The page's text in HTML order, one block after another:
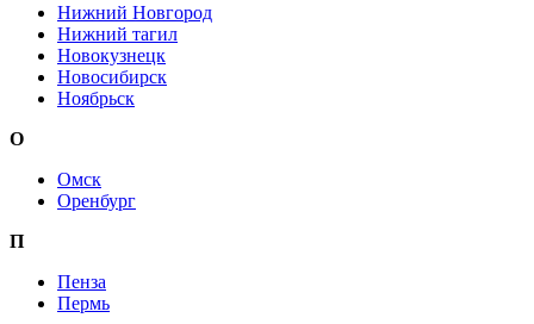
Нижний Новгород
Нижний тагил
Новокузнецк
Новосибирск
Ноябрьск
О
Омск
Оренбург
П
Пенза
Пермь